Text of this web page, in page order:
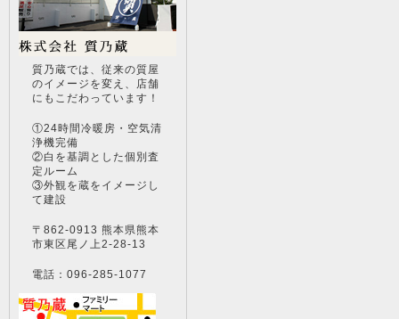
質乃蔵では、従来の質屋
のイメージを変え、店舗
にもこだわっています！
①24時間冷暖房・空気清
浄機完備
②白を基調とした個別査
定ルーム
③外観を蔵をイメージし
て建設
〒862-0913 熊本県熊本
市東区尾ノ上2-28-13
電話：096-285-1077